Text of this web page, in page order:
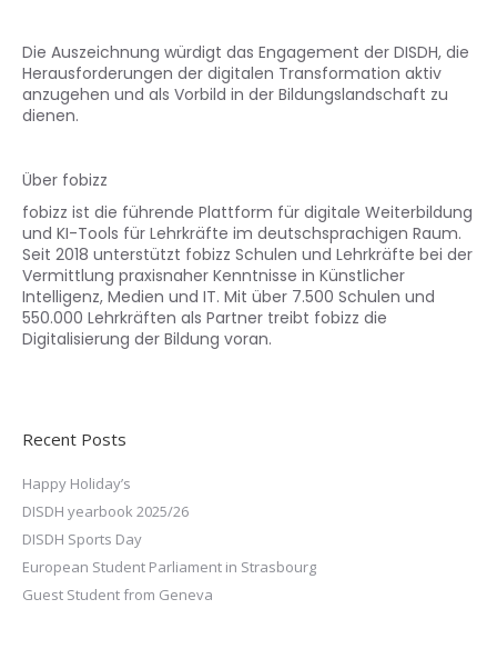
Die Auszeichnung würdigt das Engagement der DISDH, die
Herausforderungen der digitalen Transformation aktiv
anzugehen und als Vorbild in der Bildungslandschaft zu
dienen.
Über fobizz
fobizz ist die führende Plattform für digitale Weiterbildung
und KI-Tools für Lehrkräfte im deutschsprachigen Raum.
Seit 2018 unterstützt fobizz Schulen und Lehrkräfte bei der
Vermittlung praxisnaher Kenntnisse in Künstlicher
Intelligenz, Medien und IT. Mit über 7.500 Schulen und
550.000 Lehrkräften als Partner treibt fobizz die
Digitalisierung der Bildung voran.
Recent Posts
Happy Holiday’s
DISDH yearbook 2025/26
DISDH Sports Day
European Student Parliament in Strasbourg
Guest Student from Geneva